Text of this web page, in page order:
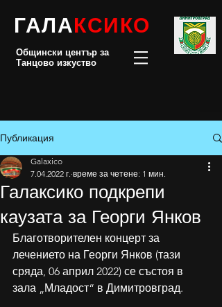
ГАЛАКСИКО
Общински център за
Танцово изкуство
Публикация
Галаксико подкрепи
каузата за Георги Янков
Galaxico
7.04.2022 г. време за четене: 1 мин.
Благотворителен концерт за
лечението на Георги Янков (тази
сряда, 06 април 2022) се състоя в
зала „Младост“ в Димитровград.